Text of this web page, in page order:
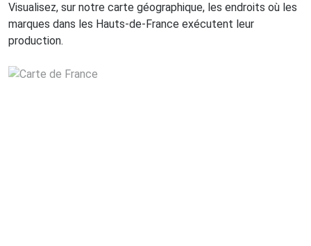
Visualisez, sur notre carte géographique, les endroits où les
marques dans les Hauts-de-France exécutent leur
production.